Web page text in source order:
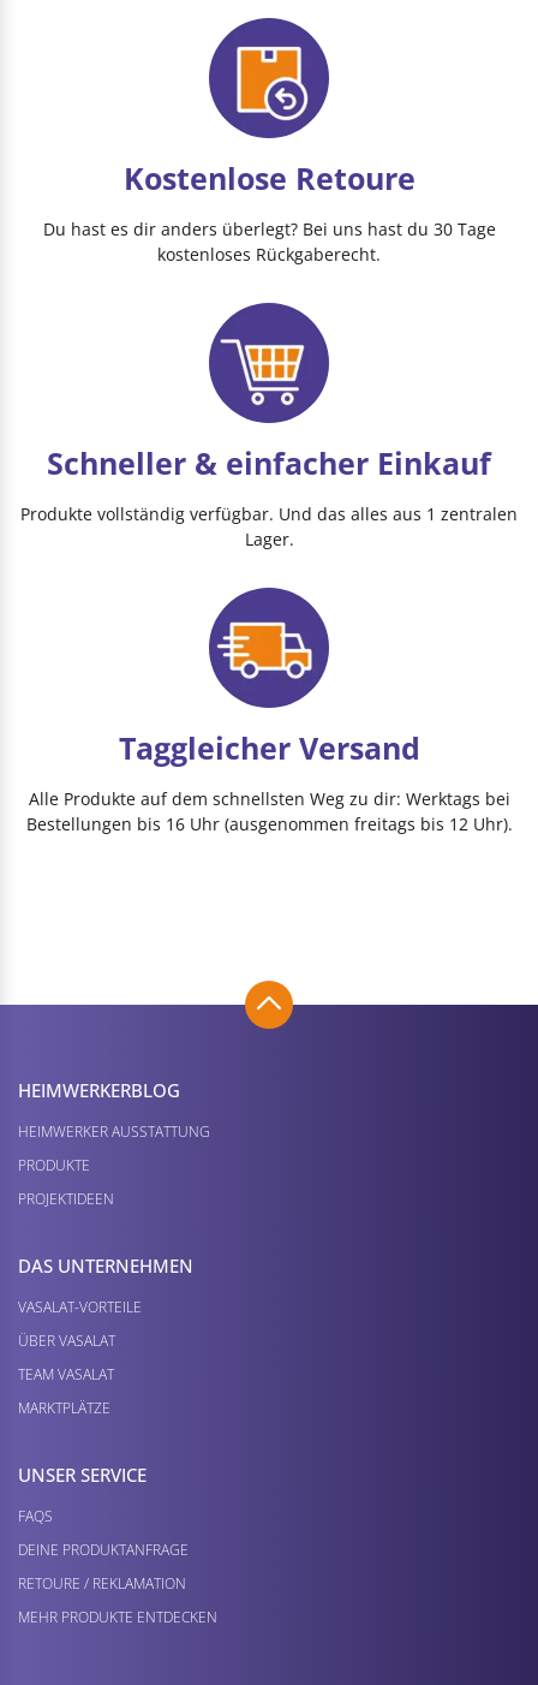
Kostenlose Retoure
Du hast es dir anders überlegt? Bei uns hast du 30 Tage
kostenloses Rückgaberecht.
Schneller & einfacher Einkauf
Produkte vollständig verfügbar. Und das alles aus 1 zentralen
Lager.
Taggleicher Versand
Alle Produkte auf dem schnellsten Weg zu dir: Werktags bei
Bestellungen bis 16 Uhr (ausgenommen freitags bis 12 Uhr).
HEIMWERKER­BLOG
HEIMWERKER AUSSTATTUNG
PRODUKTE
PROJEKTIDEEN
DAS UNTERNEHMEN
VASALAT-VORTEILE
ÜBER VASALAT
TEAM VASALAT
MARKTPLÄTZE
UNSER SERVICE
FAQS
DEINE PRODUKTANFRAGE
RETOURE / REKLAMATION
MEHR PRODUKTE ENTDECKEN